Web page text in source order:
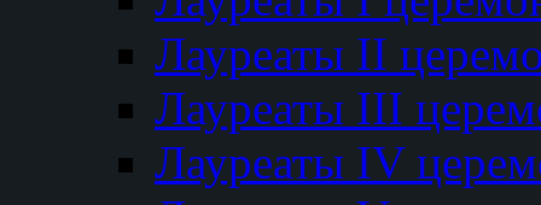
Лауреаты II
Лауреаты III
Лауреаты IV